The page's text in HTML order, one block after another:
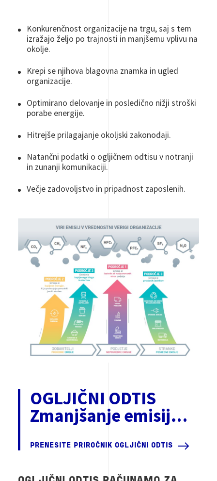
Konkurenčnost organizacije na trgu, saj s tem
izražajo željo po trajnosti in manjšemu vplivu na
okolje.
Krepi se njihova blagovna znamka in ugled
organizacije.
Optimirano delovanje in posledično nižji stroški
porabe energije.
Hitrejše prilagajanje okoljski zakonodaji.
Natančni podatki o ogljičnem odtisu v notranji
in zunanji komunikaciji.
Večje zadovoljstvo in pripadnost zaposlenih.
OGLJIČNI ODTIS
Zmanjšanje emisij…
PRENESITE PRIROČNIK OGLJIČNI ODTIS